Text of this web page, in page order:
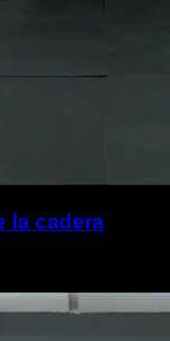
la cadera